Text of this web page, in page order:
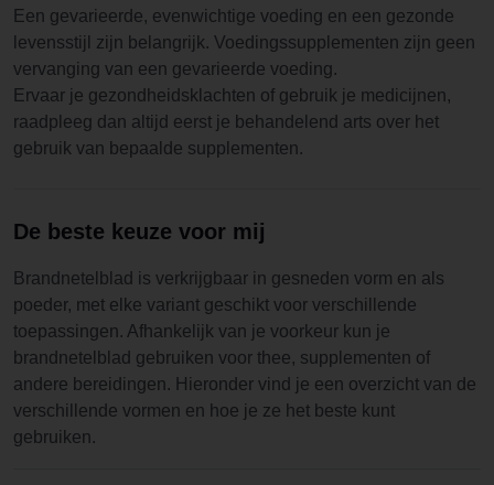
Een gevarieerde, evenwichtige voeding en een gezonde
levensstijl zijn belangrijk. Voedingssupplementen zijn geen
vervanging van een gevarieerde voeding.
Ervaar je gezondheidsklachten of gebruik je medicijnen,
raadpleeg dan altijd eerst je behandelend arts over het
gebruik van bepaalde supplementen.
De beste keuze voor mij
Brandnetelblad is verkrijgbaar in gesneden vorm en als
poeder, met elke variant geschikt voor verschillende
toepassingen. Afhankelijk van je voorkeur kun je
brandnetelblad gebruiken voor thee, supplementen of
andere bereidingen. Hieronder vind je een overzicht van de
verschillende vormen en hoe je ze het beste kunt
gebruiken.